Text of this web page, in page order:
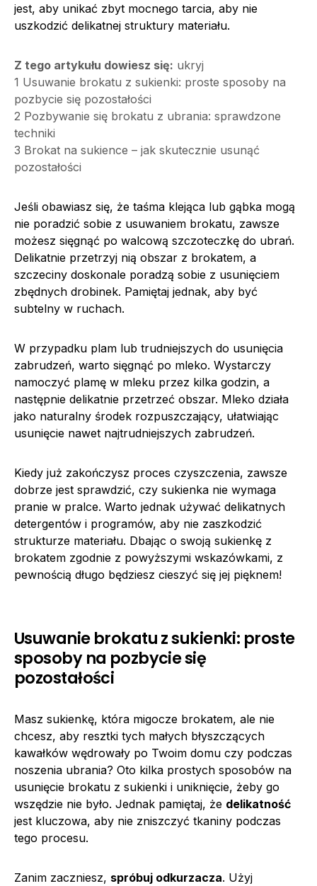
jest, aby unikać zbyt mocnego tarcia, aby nie
uszkodzić delikatnej struktury materiału.
Z tego artykułu dowiesz się: ukryj
1 Usuwanie brokatu z sukienki: proste sposoby na
pozbycie się pozostałości
2 Pozbywanie się brokatu z ubrania: sprawdzone
techniki
3 Brokat na sukience – jak skutecznie usunąć
pozostałości
Jeśli obawiasz się, że taśma klejąca lub gąbka mogą
nie poradzić sobie z usuwaniem brokatu, zawsze
możesz sięgnąć po walcową szczoteczkę do ubrań.
Delikatnie przetrzyj nią obszar z brokatem, a
szczeciny doskonale poradzą sobie z usunięciem
zbędnych drobinek. Pamiętaj jednak, aby być
subtelny w ruchach.
W przypadku plam lub trudniejszych do usunięcia
zabrudzeń, warto sięgnąć po mleko. Wystarczy
namoczyć plamę w mleku przez kilka godzin, a
następnie delikatnie przetrzeć obszar. Mleko działa
jako naturalny środek rozpuszczający, ułatwiając
usunięcie nawet najtrudniejszych zabrudzeń.
Kiedy już zakończysz proces czyszczenia, zawsze
dobrze jest sprawdzić, czy sukienka nie wymaga
pranie w pralce. Warto jednak używać delikatnych
detergentów i programów, aby nie zaszkodzić
strukturze materiału. Dbając o swoją sukienkę z
brokatem zgodnie z powyższymi wskazówkami, z
pewnością długo będziesz cieszyć się jej pięknem!
Usuwanie brokatu z sukienki: proste
sposoby na pozbycie się
pozostałości
Masz sukienkę, która migocze brokatem, ale nie
chcesz, aby resztki tych małych błyszczących
kawałków wędrowały po Twoim domu czy podczas
noszenia ubrania? Oto kilka prostych sposobów na
usunięcie brokatu z sukienki i uniknięcie, żeby go
wszędzie nie było. Jednak pamiętaj, że delikatność
jest kluczowa, aby nie zniszczyć tkaniny podczas
tego procesu.
Zanim zaczniesz, spróbuj odkurzacza. Użyj